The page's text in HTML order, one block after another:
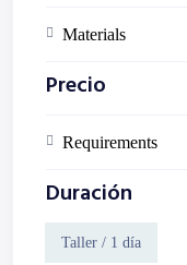
Materials
Precio
Requirements
Duración
Taller / 1 día